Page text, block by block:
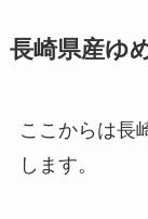
長崎県産ゆ
ここからは長
します。